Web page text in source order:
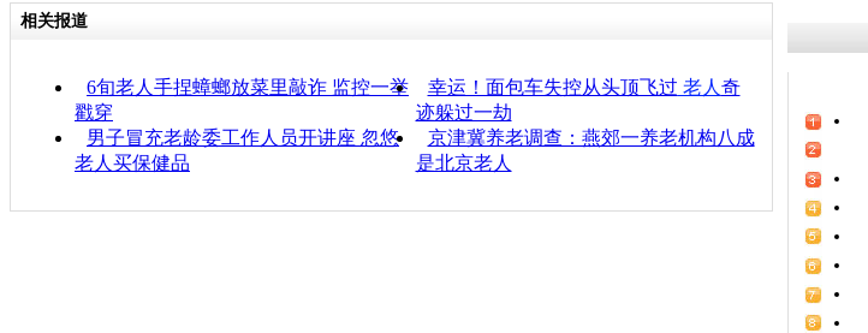
相关报道
6旬老人手捏蟑螂放菜里敲诈 监控一举
戳穿
幸运！面包车失控从头顶飞过 老人 奇
迹躲过一劫
男子冒充老龄委工作人员开讲座 忽悠
老人买保健品
京津冀养老调查：燕郊一养老机构八成
是北京老人